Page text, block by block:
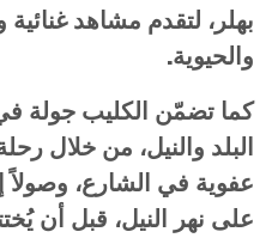
بهلر، لتقدم مشاهد
والحيوية.
كما تضمّن الكليب جولة
البلد والنيل، من خلال
عفوية في الشارع،
على نهر النيل، قبل أن